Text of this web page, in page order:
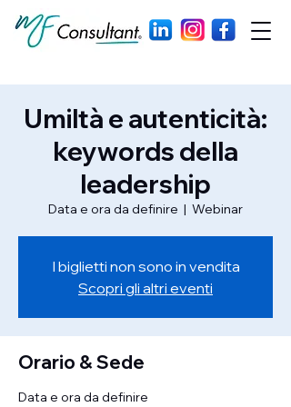
Umiltà e autenticità:
keywords della
leadership
Data e ora da definire
  |
Webinar
I biglietti non sono in vendita
Scopri gli altri eventi
Orario & Sede
Data e ora da definire